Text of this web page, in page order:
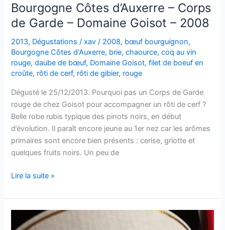
Bourgogne Côtes d’Auxerre – Corps
de Garde – Domaine Goisot – 2008
2013, Dégustations /xav/ 2008, bœuf bourguignon,
Bourgogne Côtes d'Auxerre, brie,chaource,coq au vin
rouge,daube de bœuf, Domaine Goisot,filet de boeuf en
croûte, rôti de cerf, rôti de gibier, rouge
Dégusté le 25/12/2013. Pourquoi pas un Corps de Garde
rouge de chez Goisot pour accompagner un rôti de cerf ?
Belle robe rubis typique des pinots noirs, en début
d’évolution. Il paraît encore jeune au 1er nez car les arômes
primaires sont encore bien présents : cerise, griotte et
quelques fruits noirs. Un peu de
Bourgogne
d’Auxerre
–
Corps
Lire la suite »